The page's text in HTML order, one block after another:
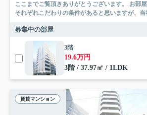
ここまでご覧頂きありがとうございます。 お部屋探しの際には、皆さま
それぞれこだわりの条件があると思いますが、当
募集中の部屋
3階
19.6万円
3階 / 37.97㎡ / 1LDK
賃貸マンション